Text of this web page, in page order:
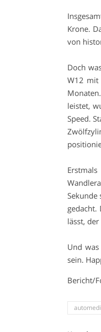
Krone.
von
Doch
W12 mit
leistet,
Speed.
Sekunde
gedacht.
lässt,
Und
sein.
Bericht/